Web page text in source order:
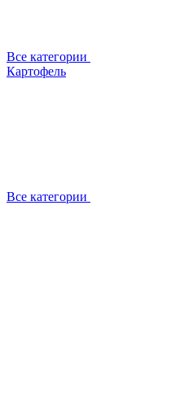
Все категории
Картофель
Все категории